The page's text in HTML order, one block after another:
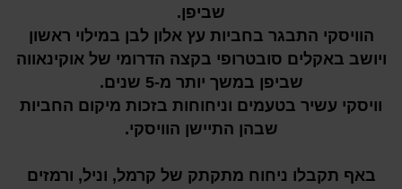
שביפן.
הוויסקי התבגר בחביות עץ אלון לבן במילוי ראשון
ויושב באקלים סובטרופי בקצה הדרומי של אוקינאווה
שביפן במשך יותר מ-5 שנים.
וויסקי עשיר בטעמים וניחוחות בזכות מיקום החביות
שבהן התיישן הוויסקי.
באף תקבלו ניחוח מתקתק של קרמל, וניל, ורמזים